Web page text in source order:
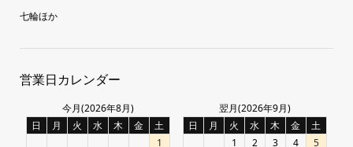
七輪ほか
営業日カレンダー
今月(2026年8月)
日
月 火 水 木 金
土
1
翌月(2026年9月)
日
月 火 水 木 金
土
1
2 3 4 5